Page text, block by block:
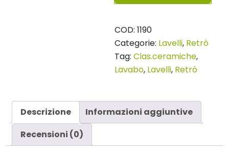
quantità
COD: 1190
Categorie: Lavelli, Retrò
Tag: Clas.ceramiche,
Lavabo, Lavelli, Retrò
Descrizione
Informazioni aggiuntive
Recensioni (0)